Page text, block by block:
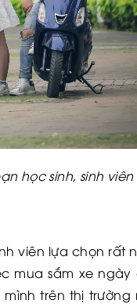
học sinh, sinh
viên lựa chọn rất
mua sắm xe
trên thị